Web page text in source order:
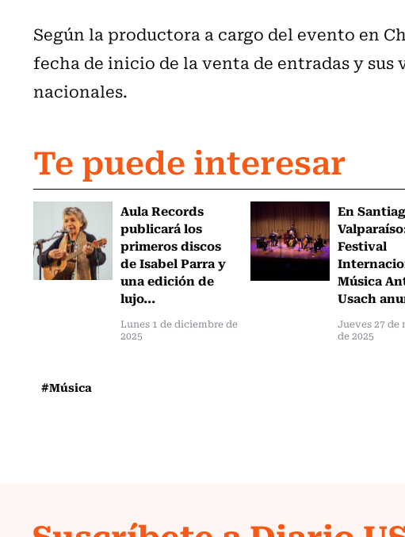
Según la productora a cargo del evento en
fecha de inicio de la venta de entradas y sus
nacionales.
Te puede interesar
Aula Records
publicará los
primeros discos
de Isabel Parra y
una edición de
lujo...
Lunes 1 de diciembre de
2025
En
Festival
Música
Usach
Jueves 27
de 2025
#Música